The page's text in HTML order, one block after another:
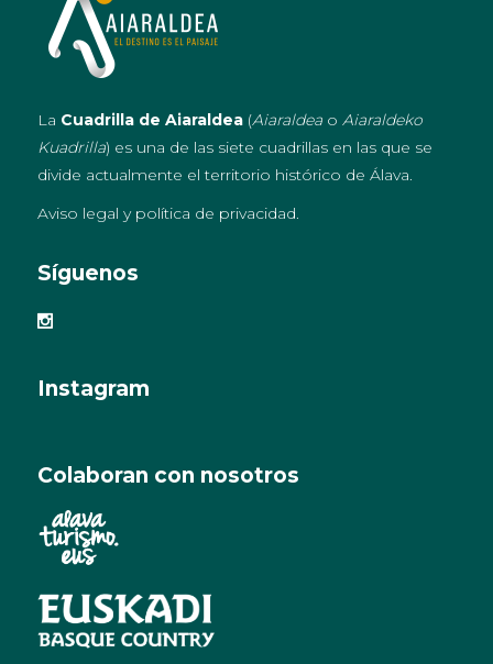
La Cuadrilla de Aiaraldea(Aiaraldeao Aiaraldeko
Kuadrilla) es una de las siete cuadrillas en las que se
divide actualmente el territorio histórico de Álava.
Aviso legal y política de privacidad.
Síguenos
Instagram
Colaboran con nosotros